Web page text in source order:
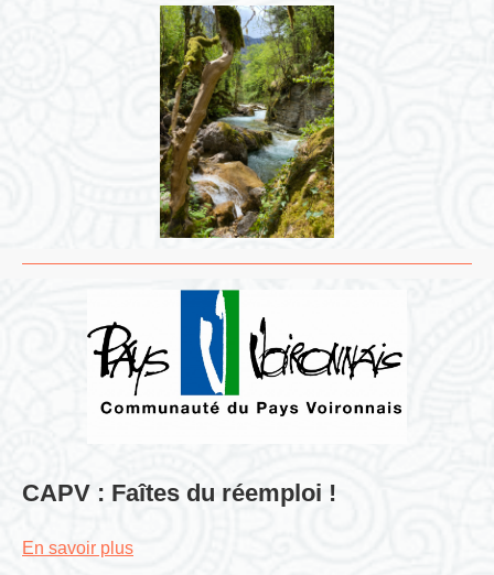
CAPV : Faîtes du réemploi !
En savoir plus